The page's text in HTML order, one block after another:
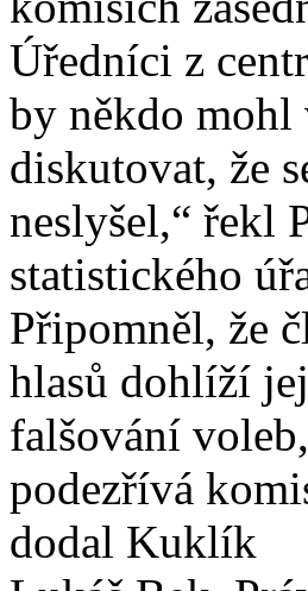
Úředníci z
by někdo mohl
diskutovat, že
neslyšel,“ řekl
statistického
Připomněl, že
hlasů dohlíží
falšování
podezřívá
dodal Kuklík